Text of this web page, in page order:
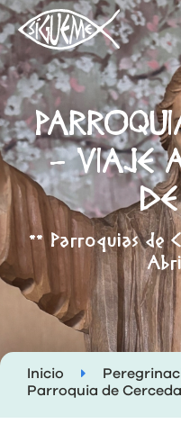
- VIAJE
** Parroquias de
Inicio
Parroquia de